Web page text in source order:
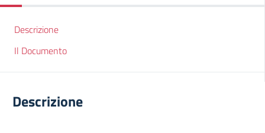
Descrizione
Il Documento
Descrizione